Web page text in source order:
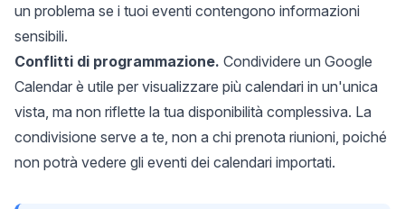
un problema se i tuoi eventi contengono informazioni
sensibili.
Conflitti di programmazione. Condividere un Google
Calendar è utile per visualizzare più calendari in un'unica
vista, ma non riflette la tua disponibilità complessiva. La
condivisione serve a te, non a chi prenota riunioni, poiché
non potrà vedere gli eventi dei calendari importati.